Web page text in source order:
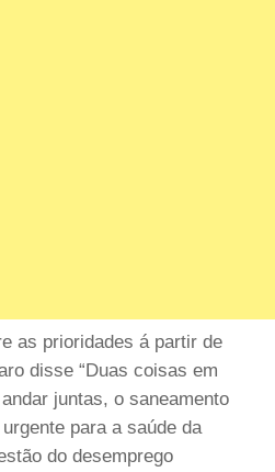
as prioridades á partir de
disse “Duas coisas em
juntas, o saneamento
para a saúde da
do desemprego